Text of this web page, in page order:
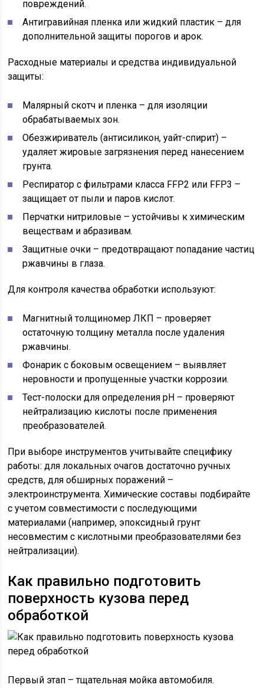
повреждений.
Антигравийная пленка или жидкий пластик – для
дополнительной защиты порогов и арок.
Расходные материалы и средства индивидуальной
защиты:
Малярный скотч и пленка – для изоляции
обрабатываемых зон.
Обезжириватель (антисиликон, уайт-спирит) –
удаляет жировые загрязнения перед нанесением
грунта.
Респиратор с фильтрами класса FFP2 или FFP3 –
защищает от пыли и паров кислот.
Перчатки нитриловые – устойчивы к химическим
веществам и абразивам.
Защитные очки – предотвращают попадание частиц
ржавчины в глаза.
Для контроля качества обработки используют:
Магнитный толщиномер ЛКП – проверяет
остаточную толщину металла после удаления
ржавчины.
Фонарик с боковым освещением – выявляет
неровности и пропущенные участки коррозии.
Тест-полоски для определения pH – проверяют
нейтрализацию кислоты после применения
преобразователей.
При выборе инструментов учитывайте специфику
работы: для локальных очагов достаточно ручных
средств, для обширных поражений –
электроинструмента. Химические составы подбирайте
с учетом совместимости с последующими
материалами (например, эпоксидный грунт
несовместим с кислотными преобразователями без
нейтрализации).
Как правильно подготовить
поверхность кузова перед
обработкой
Первый этап – тщательная мойка автомобиля.